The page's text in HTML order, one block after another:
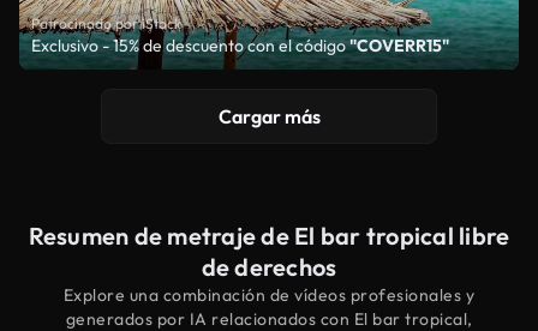
Patrocinado por iStock
Exclusivo - 15% de descuento con el código"COVERR15"
Cargar más
Resumen de metraje de El bar tropical libre
de derechos
Explore una combinación de vídeos profesionales y
generados por IA relacionados con El bar tropical,